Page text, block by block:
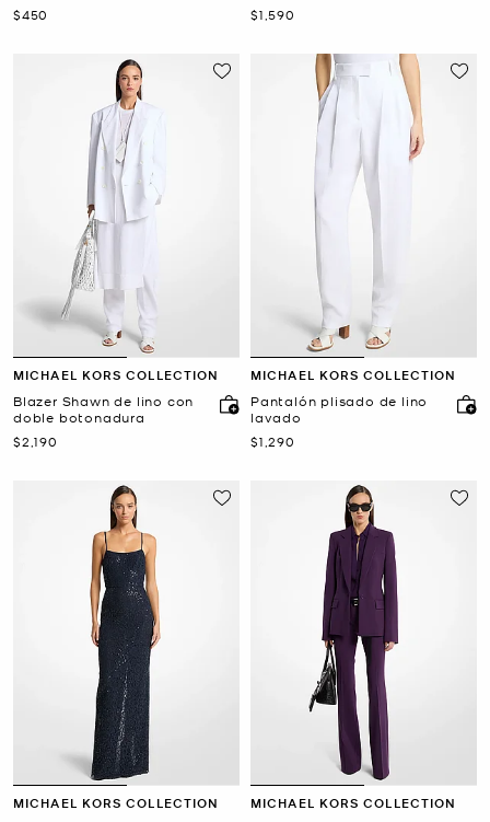
Ahora
$450
Ahora
$1,590
MICHAEL KORS COLLECTION
Blazer Shawn de lino con
doble botonadura
Ahora
$2,190
MICHAEL KORS COLLECTION
Pantalón plisado de lino
lavado
Ahora
$1,290
MICHAEL KORS COLLECTION MICHAEL KORS COLLECTION